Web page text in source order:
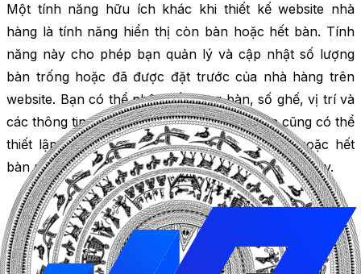
Một tính năng hữu ích khác khi thiết kế website nhà
hàng là tính năng hiển thị còn bàn hoặc hết bàn. Tính
năng này cho phép bạn quản lý và cập nhật số lượng
bàn trống hoặc đã được đặt trước của nhà hàng trên
website. Bạn có thể nhập số lượng bàn, số ghế, vị trí và
các thông tin khác về các bàn của bạn. Bạn cũng có thể
thiết lập các điều kiện để hiển thị bàn trống hoặc hết
bàn như: giờ mở cửa, ngày trong tuần, ngày lễ và v.v.